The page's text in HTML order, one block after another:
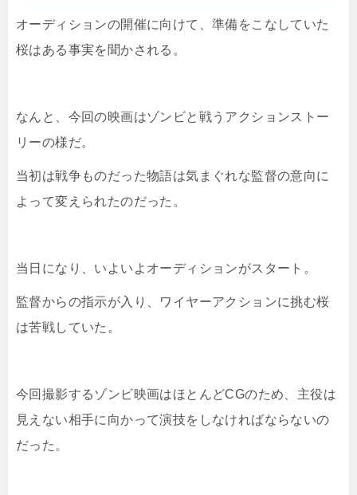
オーディションの開催に向けて、準備をこなしていた
桜はある事実を聞かされる。
なんと、今回の映画はゾンビと戦うアクションストー
リーの様だ。
当初は戦争ものだった物語は気まぐれな監督の意向に
よって変えられたのだった。
当日になり、いよいよオーディションがスタート。
監督からの指示が入り、ワイヤーアクションに挑む桜
は苦戦していた。
今回撮影するゾンビ映画はほとんどCGのため、主役は
見えない相手に向かって演技をしなければならないの
だった。